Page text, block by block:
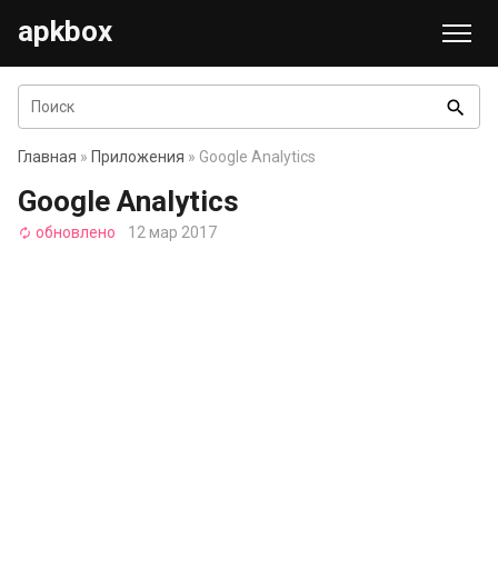
apkbox
search
Главная » Приложения » Google Analytics
Google Analytics
autorenew обновлено 12 мар 2017